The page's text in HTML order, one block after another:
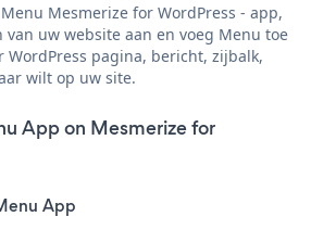
Mesmerize for WordPress - app,
uw website aan en voeg Menu toe
WordPress pagina, bericht, zijbalk,
wilt op uw site.
App on Mesmerize for
App